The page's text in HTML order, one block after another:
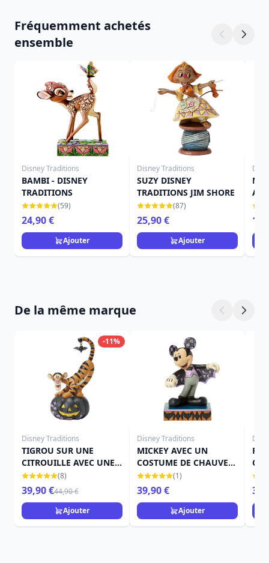
Fréquemment achetés
ensemble
Disney Traditions
BAMBI - DISNEY
TRADITIONS
(59)
24,90 €
Ajouter
Disney Traditions
SUZY DISNEY
TRADITIONS JIM SHORE
(87)
25,90 €
Ajouter
De la même marque
-11%
Disney Traditions
TIGROU SUR UNE
CITROUILLE AVEC UNE
CHAUVE-SOURIS -
DISNEY TRADITIONS
(8)
39,90 €44,90 €
Ajouter
Disney Traditions
MICKEY AVEC UN
COSTUME DE CHAUVE-
SOURIS - DISNEY
TRADITIONS
(1)
39,90 €
Ajouter